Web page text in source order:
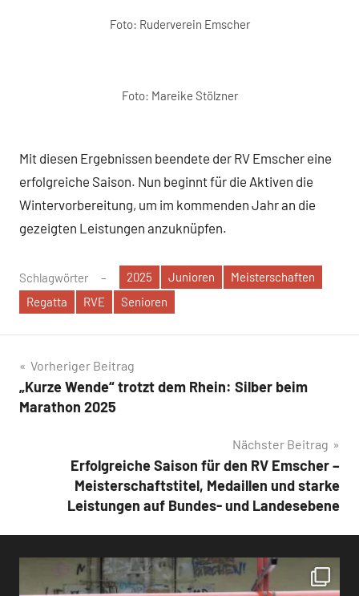
Foto: Ruderverein Emscher
Foto: Mareike Stölzner
Mit diesen Ergebnissen beendete der RV Emscher eine
erfolgreiche Saison. Nun beginnt für die Aktiven die
Wintervorbereitung, um im kommenden Jahr an die
gezeigten Leistungen anzuknüpfen.
Schlagwörter 2025 Junioren
Meisterschaften
Regatta
RVE Senioren
Beitragsnavigation
Vorheriger Beitrag
„Kurze Wende“ trotzt dem Rhein: Silber beim
Marathon 2025
Nächster Beitrag
Erfolgreiche Saison für den RV Emscher –
Meisterschaftstitel, Medaillen und starke
Leistungen auf Bundes- und Landesebene